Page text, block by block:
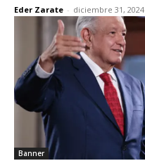
Eder Zarate - diciembre 31, 2024
Banner